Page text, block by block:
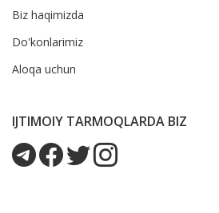
Biz haqimizda
Do'konlarimiz
Aloqa uchun
IJTIMOIY TARMOQLARDA BIZ